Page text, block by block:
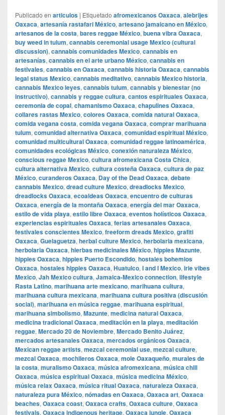
Publicado en articulos | Etiquetado afromexicanos Oaxaca, alebrijes
Oaxaca, artesanía rastafari México, artesano jamaicano en México,
artesanos de la costa, bares reggae México, buena vibra Oaxaca,
buy weed in tulum, cannabis ceremonial usage Mexico (cultural
discussion), cannabis comunidades Mexico, cannabis en
artesanías, cannabis en el arte urbano México, cannabis en
festivales, cannabis en Oaxaca, cannabis historia Oaxaca, cannabis
legal status Mexico, cannabis meditativo, cannabis Mexico historia,
cannabis Mexico leyes, cannabis tulum, cannabis y bienestar (no
instructivo), cannabis y reggae cultura, cantos espirituales Oaxaca,
ceremonia de copal, chamanismo Oaxaca, chapulines Oaxaca,
collares rastas Mexico, colores Oaxaca, comida natural Oaxaca,
comida vegana costa, comida vegana Oaxaca, comprar marihuana
tulum, comunidad alternativa Oaxaca, comunidad espiritual México,
comunidad multicultural Oaxaca, comunidad reggae latinoamérica,
comunidades ecológicas México, conexión naturaleza México,
conscious reggae Mexico, cultura afromexicana Costa Chica,
cultura alternativa Mexico, cultura costeña Oaxaca, cultura de paz
México, curanderos Oaxaca, Day of the Dead Oaxaca, debate
cannabis Mexico, dread culture Mexico, dreadlocks Mexico,
dreadlocks Oaxaca, ecoaldeas Oaxaca, encuentro de culturas
Oaxaca, energía de la montaña Oaxaca, energía del mar Oaxaca,
estilo de vida playa, estilo libre Oaxaca, eventos holísticos Oaxaca,
experiencias espirituales Oaxaca, ferias artesanales Oaxaca,
festivales conscientes Mexico, freeform dreads Mexico, grafiti
Oaxaca, Guelaguetza, herbal culture Mexico, herbolaria mexicana,
herbolaria Oaxaca, hierbas medicinales México, hippies Mazunte,
hippies Oaxaca, hippies Puerto Escondido, hostales bohemios
Oaxaca, hostales hippies Oaxaca, Huatulco, I and I Mexico, irie vibes
Mexico, Jah Mexico cultura, Jamaica-Mexico connection, lifestyle
Rasta Latino, marihuana arte mexicano, marihuana cultura,
marihuana cultura mexicana, marihuana cultura positiva (discusión
social), marihuana en música reggae, marihuana espiritual,
marihuana simbolismo, Mazunte, medicina natural Oaxaca,
medicina tradicional Oaxaca, meditación en la playa, meditación
reggae, Mercado 20 de Noviembre, Mercado Benito Juárez,
mercados artesanales Oaxaca, mercados orgánicos Oaxaca,
Mexican reggae artists, mezcal ceremonial use, mezcal culture,
mezcal Oaxaca, mochileros Oaxaca, mole Oaxaqueño, murales de
la costa, muralismo Oaxaca, música afromexicana, música chill
Oaxaca, música espiritual Oaxaca, música medicina México,
música relax Oaxaca, música ritual Oaxaca, naturaleza Oaxaca,
naturaleza pura México, nómadas en Oaxaca, Oaxaca art, Oaxaca
beaches, Oaxaca coast, Oaxaca crafts, Oaxaca culture, Oaxaca
festivals, Oaxaca indigenous heritage, Oaxaca jungle, Oaxaca